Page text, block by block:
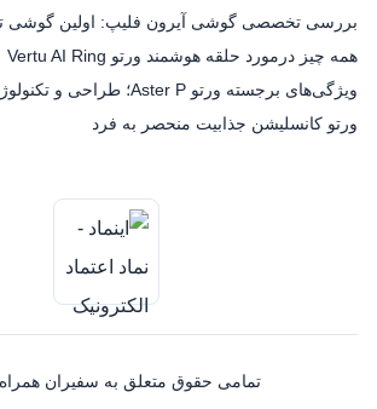
بررسی تخصصی گوشی آیرون فلیپ: اولین گوشی
همه چیز درمورد حلقه هوشمند ورتو Vertu AI Ring
ویژگی‌های برجسته ورتو Aster P؛ طراحی و تکنولوژی بی‌نظیر
ورتو کانسلیشن جذابیت منحصر به فرد
تمامی حقوق متعلق به سفیران